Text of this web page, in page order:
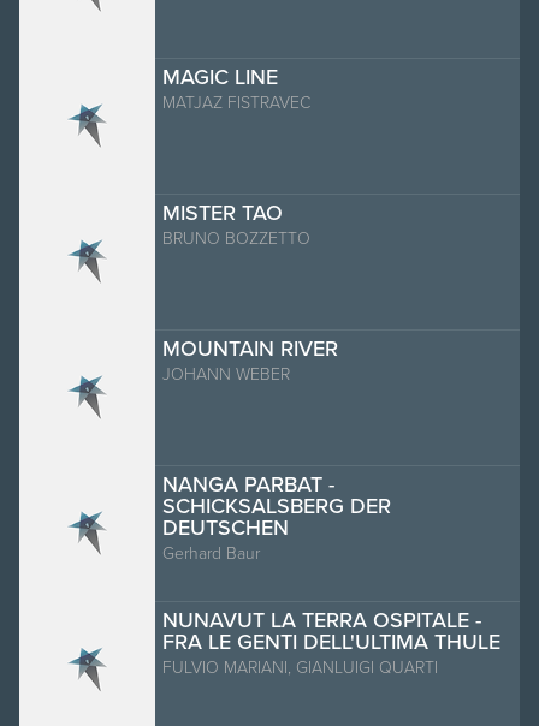
MAGIC LINE
MATJAZ FISTRAVEC
MISTER TAO
BRUNO BOZZETTO
MOUNTAIN RIVER
JOHANN WEBER
NANGA PARBAT -
SCHICKSALSBERG DER
DEUTSCHEN
Gerhard Baur
NUNAVUT LA TERRA OSPITALE -
FRA LE GENTI DELL'ULTIMA THULE
FULVIO MARIANI, GIANLUIGI QUARTI